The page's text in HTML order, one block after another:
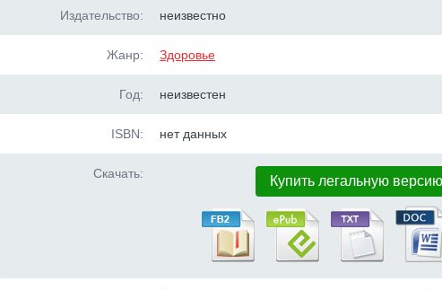
Издательство: неизвестно
Жанр: Здоровье
Год: неизвестен
ISBN: нет данных
Скачать: Купить легальную версию